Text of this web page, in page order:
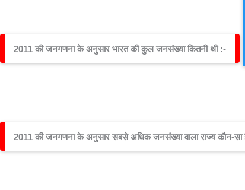
2011 की जनगणना के अनुसार भारत की कुल जनसंख्या कितनी थी :-
2011 की जनगणना के अनुसार सबसे अधिक जनसंख्या वाला राज्य कौन-सा